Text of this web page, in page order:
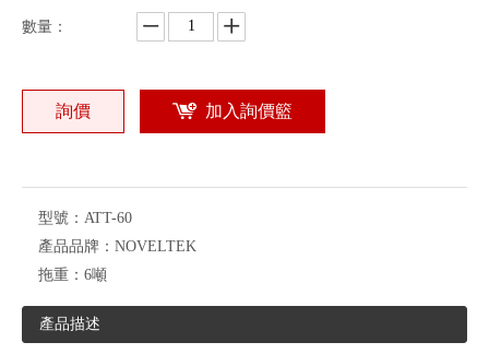
數量：
詢價 加入詢價籃
型號： ATT-60
產品品牌： NOVELTEK
拖重： 6噸
產品描述